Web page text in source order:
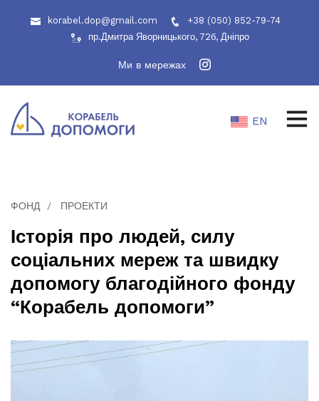
korabel.dop@gmail.com
+38 (050) 852-79-74
пр.Дмитра Яворницького, 72б, Дніпро
Ми в мережах
EN
ФОНД ПРОЕКТИ
Історія про людей, силу
соціальних мереж та швидку
допомогу благодійного фонду
“Корабель допомоги”